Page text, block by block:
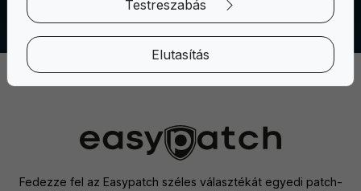
Fedezze fel az Easypatch széles választékát egyedi patch-
Testreszabás
Elutasítás